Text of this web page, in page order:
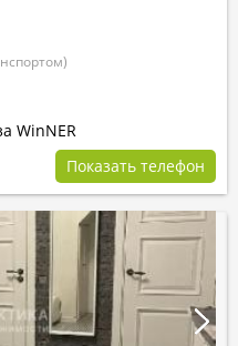
WinNER
Показать телефон